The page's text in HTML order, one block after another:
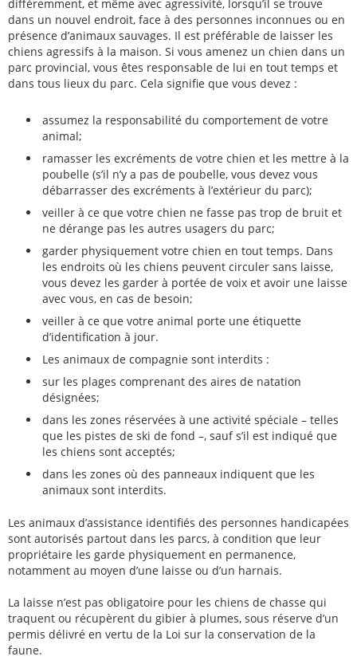
différemment, et même avec agressivité, lorsqu’il se trouve
dans un nouvel endroit, face à des personnes inconnues ou en
présence d’animaux sauvages. Il est préférable de laisser les
chiens agressifs à la maison. Si vous amenez un chien dans un
parc provincial, vous êtes responsable de lui en tout temps et
dans tous lieux du parc. Cela signifie que vous devez :
assumez la responsabilité du comportement de votre
animal;
ramasser les excréments de votre chien et les mettre à la
poubelle (s’il n’y a pas de poubelle, vous devez vous
débarrasser des excréments à l’extérieur du parc);
veiller à ce que votre chien ne fasse pas trop de bruit et
ne dérange pas les autres usagers du parc;
garder physiquement votre chien en tout temps. Dans
les endroits où les chiens peuvent circuler sans laisse,
vous devez les garder à portée de voix et avoir une laisse
avec vous, en cas de besoin;
veiller à ce que votre animal porte une étiquette
d’identification à jour.
Les animaux de compagnie sont interdits :
sur les plages comprenant des aires de natation
désignées;
dans les zones réservées à une activité spéciale – telles
que les pistes de ski de fond –, sauf s’il est indiqué que
les chiens sont acceptés;
dans les zones où des panneaux indiquent que les
animaux sont interdits.
Les animaux d’assistance identifiés des personnes handicapées
sont autorisés partout dans les parcs, à condition que leur
propriétaire les garde physiquement en permanence,
notamment au moyen d’une laisse ou d’un harnais.
La laisse n’est pas obligatoire pour les chiens de chasse qui
traquent ou récupèrent du gibier à plumes, sous réserve d’un
permis délivré en vertu de la Loi sur la conservation de la
faune.